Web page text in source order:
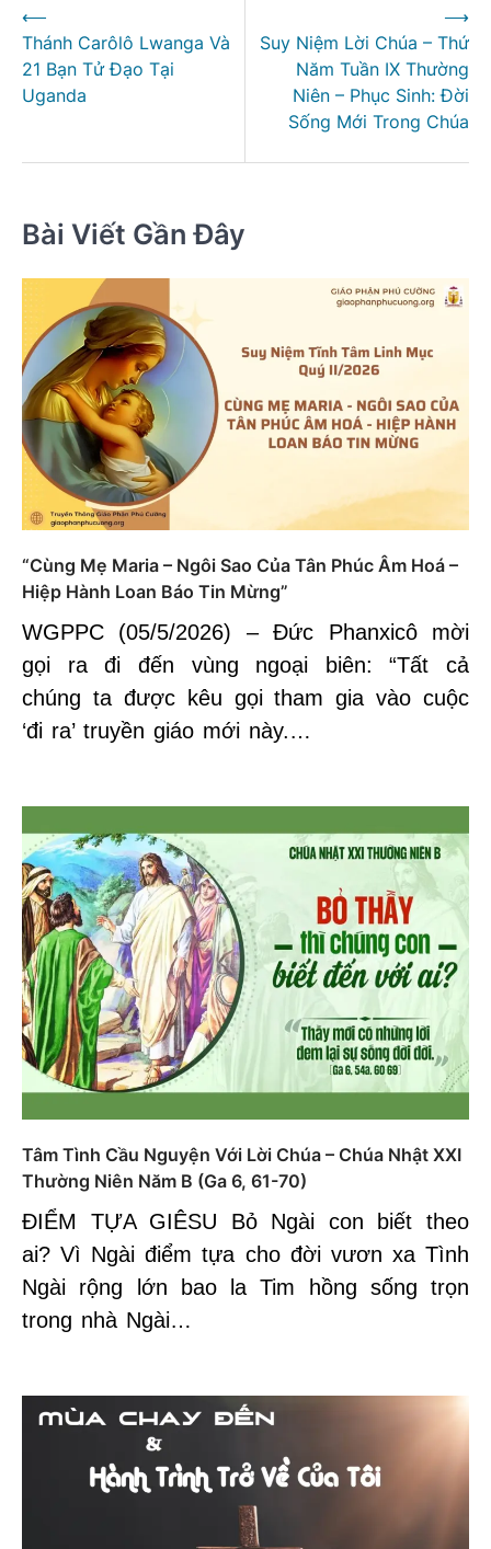
hướng
bài
viết
⟵
Thánh Carôlô Lwanga Và
21 Bạn Tử Đạo Tại
Uganda
Suy Niệm Lời Chúa – Thứ
Năm Tuần IX Thường
Niên – Phục Sinh: Đời
Sống Mới Trong Chúa
⟶
Bài Viết Gần Đây
“Cùng Mẹ Maria – Ngôi Sao Của Tân Phúc Âm Hoá –
Hiệp Hành Loan Báo Tin Mừng”
WGPPC (05/5/2026) – Đức Phanxicô mời
gọi ra đi đến vùng ngoại biên: “Tất cả
chúng ta được kêu gọi tham gia vào cuộc
‘đi ra’ truyền giáo mới này.…
Tâm Tình Cầu Nguyện Với Lời Chúa – Chúa Nhật XXI
Thường Niên Năm B (Ga 6, 61-70)
ĐIỂM TỰA GIÊSU Bỏ Ngài con biết theo
ai? Vì Ngài điểm tựa cho đời vươn xa Tình
Ngài rộng lớn bao la Tim hồng sống trọn
trong nhà Ngài…